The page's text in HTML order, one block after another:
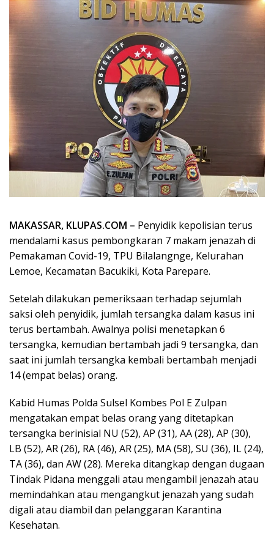
MAKASSAR, KLUPAS.COM – Penyidik kepolisian terus
mendalami kasus pembongkaran 7 makam jenazah di
Pemakaman Covid-19, TPU Bilalangnge, Kelurahan
Lemoe, Kecamatan Bacukiki, Kota Parepare.
Setelah dilakukan pemeriksaan terhadap sejumlah
saksi oleh penyidik, jumlah tersangka dalam kasus ini
terus bertambah. Awalnya polisi menetapkan 6
tersangka, kemudian bertambah jadi 9 tersangka, dan
saat ini jumlah tersangka kembali bertambah menjadi
14 (empat belas) orang.
Kabid Humas Polda Sulsel Kombes Pol E Zulpan
mengatakan empat belas orang yang ditetapkan
tersangka berinisial NU (52), AP (31), AA (28), AP (30),
LB (52), AR (26), RA (46), AR (25), MA (58), SU (36), IL (24),
TA (36), dan AW (28). Mereka ditangkap dengan dugaan
Tindak Pidana menggali atau mengambil jenazah atau
memindahkan atau mengangkut jenazah yang sudah
digali atau diambil dan pelanggaran Karantina
Kesehatan.